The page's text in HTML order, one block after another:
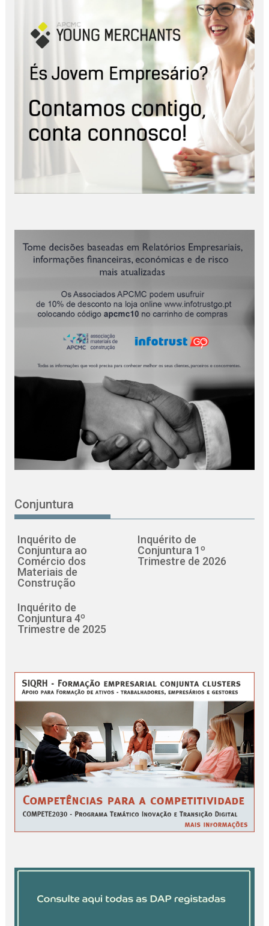
Conjuntura
Inquérito de
Conjuntura ao
Comércio dos
Materiais de
Construção
Inquérito de
Conjuntura 1º
Trimestre de 2026
Inquérito de
Conjuntura 4º
Trimestre de 2025